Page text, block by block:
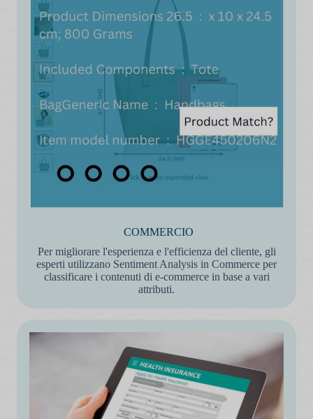
COMMERCIO
Per migliorare l'esperienza e l'efficienza del cliente, gli
esperti utilizzano Sentiment Analysis in Commerce per
classificare i contenuti di e-commerce in base a vari
attributi.